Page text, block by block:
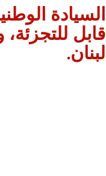
السيادة
قابل
لبنان.